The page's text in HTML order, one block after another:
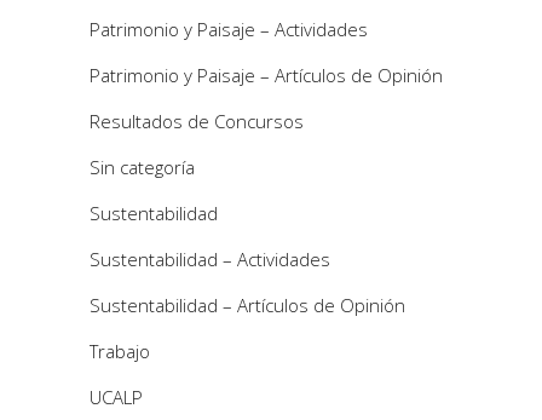
Patrimonio y Paisaje – Actividades
Patrimonio y Paisaje – Artículos de Opinión
Resultados de Concursos
Sin categoría
Sustentabilidad
Sustentabilidad – Actividades
Sustentabilidad – Artículos de Opinión
Trabajo
UCALP